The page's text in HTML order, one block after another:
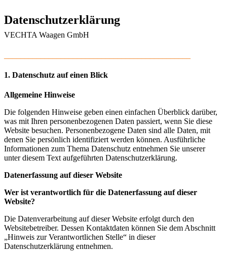
Datenschutzerklärung
VECHTA Waagen GmbH
1. Datenschutz auf einen Blick
Allgemeine Hinweise
Die folgenden Hinweise geben einen einfachen Überblick darüber,
was mit Ihren personenbezogenen Daten passiert, wenn Sie diese
Website besuchen. Personenbezogene Daten sind alle Daten, mit
denen Sie persönlich identifiziert werden können. Ausführliche
Informationen zum Thema Datenschutz entnehmen Sie unserer
unter diesem Text aufgeführten Datenschutzerklärung.
Datenerfassung auf dieser Website
Wer ist verantwortlich für die Datenerfassung auf dieser
Website?
Die Datenverarbeitung auf dieser Website erfolgt durch den
Websitebetreiber. Dessen Kontaktdaten können Sie dem Abschnitt
„Hinweis zur Verantwortlichen Stelle“ in dieser
Datenschutzerklärung entnehmen.